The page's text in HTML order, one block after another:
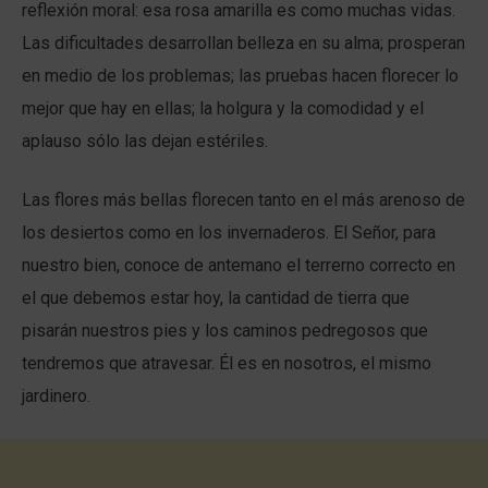
reflexión moral: esa rosa amarilla es como muchas vidas.
Las dificultades desarrollan belleza en su alma; prosperan
en medio de los problemas; las pruebas hacen florecer lo
mejor que hay en ellas; la holgura y la comodidad y el
aplauso sólo las dejan estériles.
Las flores más bellas florecen tanto en el más arenoso de
los desiertos como en los invernaderos. El Señor, para
nuestro bien, conoce de antemano el terrerno correcto en
el que debemos estar hoy, la cantidad de tierra que
pisarán nuestros pies y los caminos pedregosos que
tendremos que atravesar. Él es en nosotros, el mismo
jardinero.